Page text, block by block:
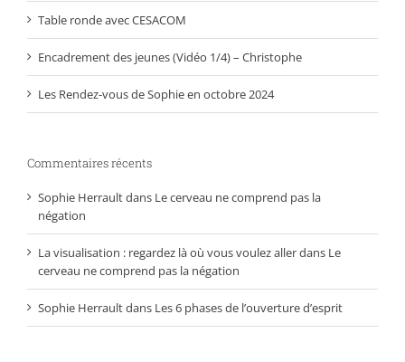
Table ronde avec CESACOM
Encadrement des jeunes (Vidéo 1/4) – Christophe
Les Rendez-vous de Sophie en octobre 2024
Commentaires récents
Sophie Herraultdans Le cerveau ne comprend pas la
négation
La visualisation : regardez là où vous voulez allerdans Le
cerveau ne comprend pas la négation
Sophie Herraultdans Les 6 phases de l’ouverture d’esprit